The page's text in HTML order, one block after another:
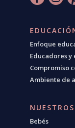
Enfoque
Educadores
Compromiso
Ambiente de
Bebés